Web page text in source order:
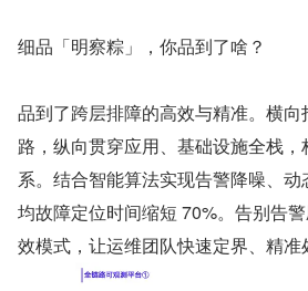
细品「明察粽」，你品到了啥？
品到了跨层排障的高效与精准。横
路，纵向贯穿应用、基础设施全栈
系。结合智能算法实现告警降噪、
均故障定位时间缩短 70%。告别告
效模式，让运维团队快速定界、精准